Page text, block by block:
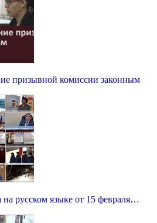
призывной комиссии законным
на русском языке от 15 февраля…